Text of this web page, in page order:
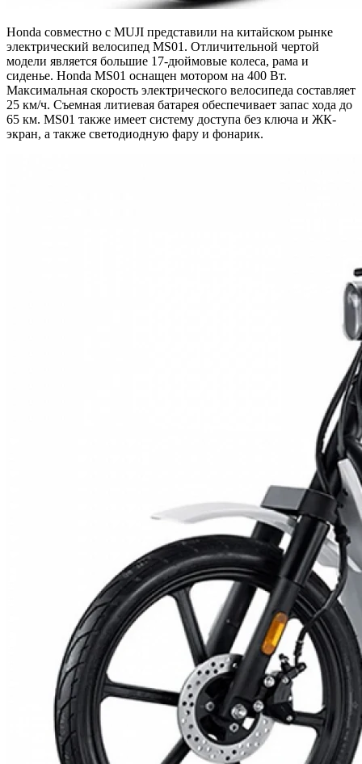
Honda совместно с MUJI представили на китайском рынке
электрический велосипед MS01. Отличительной чертой
модели является большие 17-дюймовые колеса, рама и
сиденье. Honda MS01 оснащен мотором на 400 Вт.
Максимальная скорость электрического велосипеда составляет
25 км/ч. Съемная литиевая батарея обеспечивает запас хода до
65 км. MS01 также имеет систему доступа без ключа и ЖК-
экран, а также светодиодную фару и фонарик.